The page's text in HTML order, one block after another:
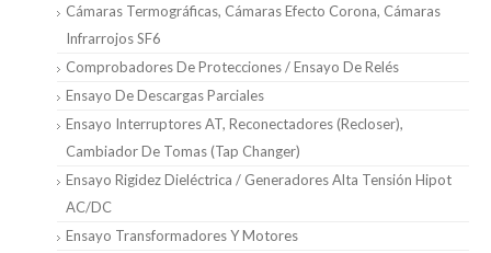
Cámaras Termográficas, Cámaras Efecto Corona, Cámaras
Infrarrojos SF6
Comprobadores De Protecciones / Ensayo De Relés
Ensayo De Descargas Parciales
Ensayo Interruptores AT, Reconectadores (Recloser),
Cambiador De Tomas (Tap Changer)
Ensayo Rigidez Dieléctrica / Generadores Alta Tensión Hipot
AC/DC
Ensayo Transformadores Y Motores